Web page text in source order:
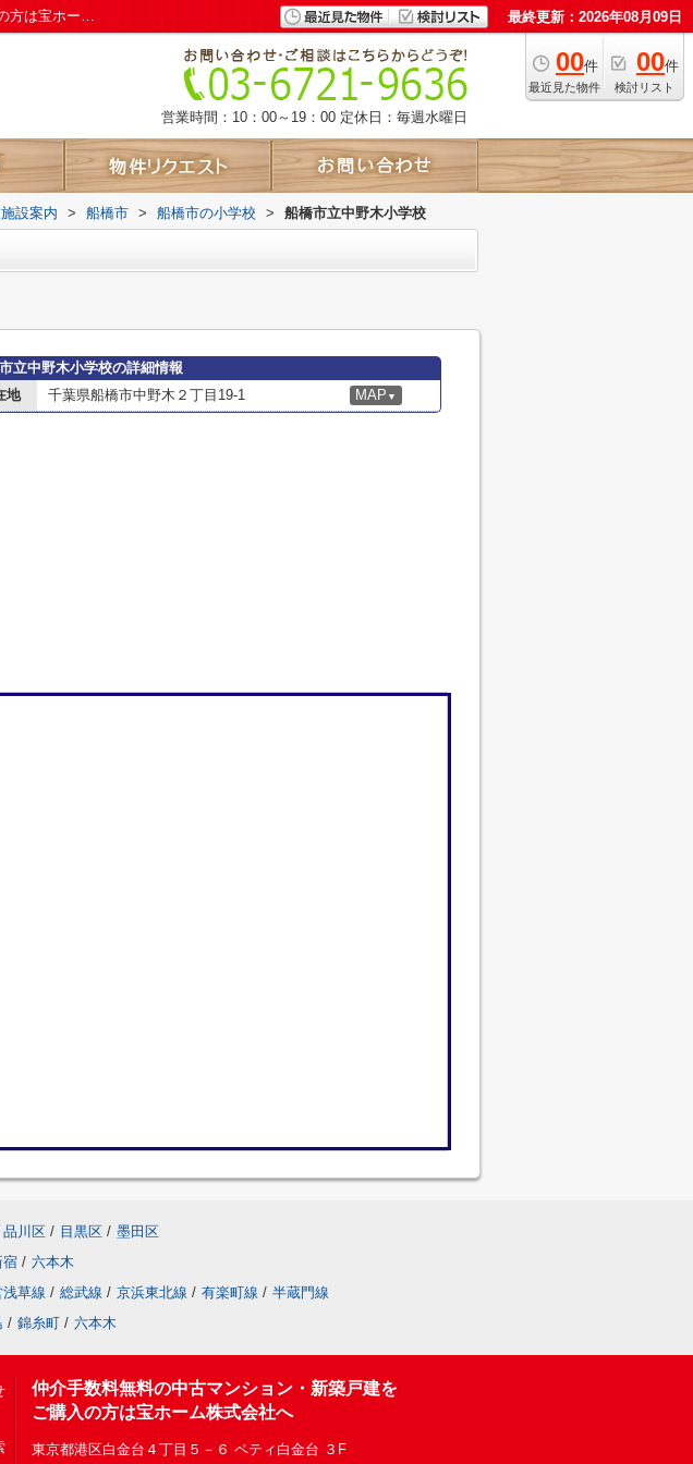
船橋市立中野木小学校情報ページ｜東京都で仲介手数料無料の中古マンションをご購入の方は宝ホーム株式会社へ 最終更新：2026年08月09日
00件
最近見た物件
00件
検討リスト
営業時間：10：00～19：00 定休日：毎週水曜日
設案内 > 船橋市 > 船橋市の小学校 > 船橋市立中野木小学校
立中野木小学校の詳細情報
地
千葉県船橋市中野木２丁目19-1 MAP ▼
品川区 / 目黒区 / 墨田区
宿 / 六本木
草線 / 総武線 / 京浜東北線 / 有楽町線 / 半蔵門線
/ 錦糸町 / 六本木
仲介手数料無料の中古マンション・新築戸建を
ご購入の方は宝ホーム株式会社へ
東京都港区白金台４丁目５－６ ペティ白金台 ３F